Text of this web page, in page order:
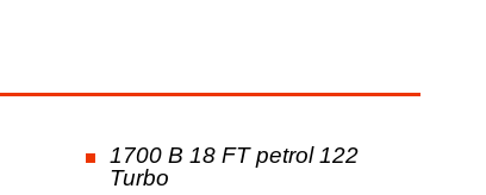
1700 B 18 FT petrol 122
Turbo